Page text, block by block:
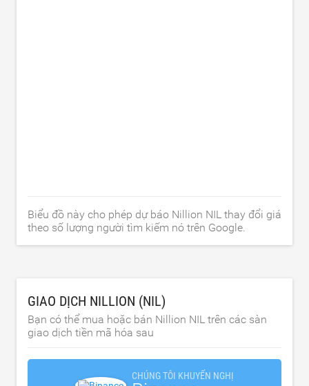
Biểu đồ này cho phép dự báo Nillion NIL thay đổi giá
theo số lượng người tìm kiếm nó trên Google.
GIAO DỊCH NILLION (NIL)
Bạn có thể mua hoặc bán Nillion NIL trên các sàn
giao dịch tiền mã hóa sau
CHÚNG TÔI KHUYẾN NGHỊ